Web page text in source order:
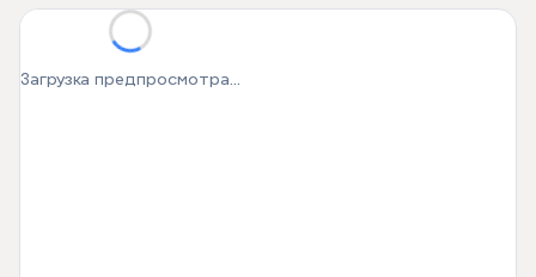
Загрузка предпросмотра...